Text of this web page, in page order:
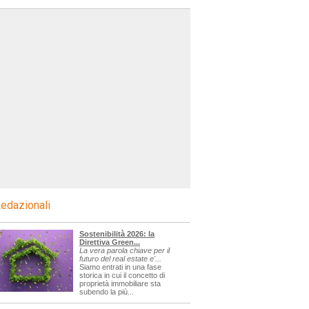
Sostenibilità 2026: la
Direttiva Green...
La vera parola chiave per il
futuro del real estate e'...
Siamo entrati in una fase
storica in cui il concetto di
proprietà immobiliare sta
subendo la più...